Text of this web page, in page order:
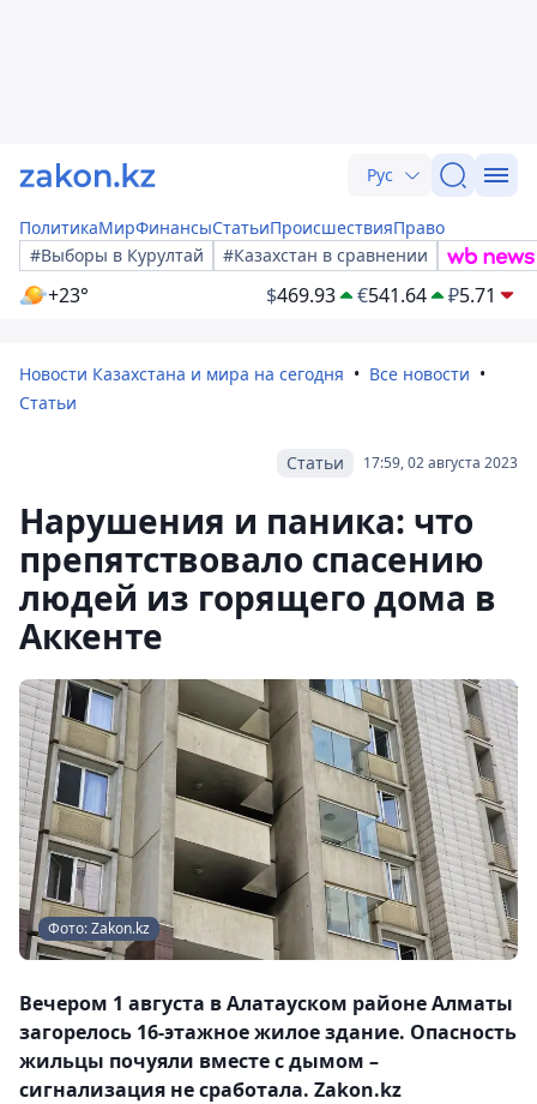
Рус
ПолитикаМирФинансыСтатьиПроисшествияПраво
#Выборы в Курултай
#Казахстан в сравнении
+23° $469.93 €541.64 ₽5.71
Новости Казахстана и мира на сегодня
Все новости
Статьи
17:59, 02 августа 2023
Статьи
Нарушения и паника: что
препятствовало спасению
людей из горящего дома в
Аккенте
Фото: Zakon.kz
Вечером 1 августа в Алатауском районе Алматы
загорелось 16-этажное жилое здание. Опасность
жильцы почуяли вместе с дымом –
сигнализация не сработала. Zakon.kz